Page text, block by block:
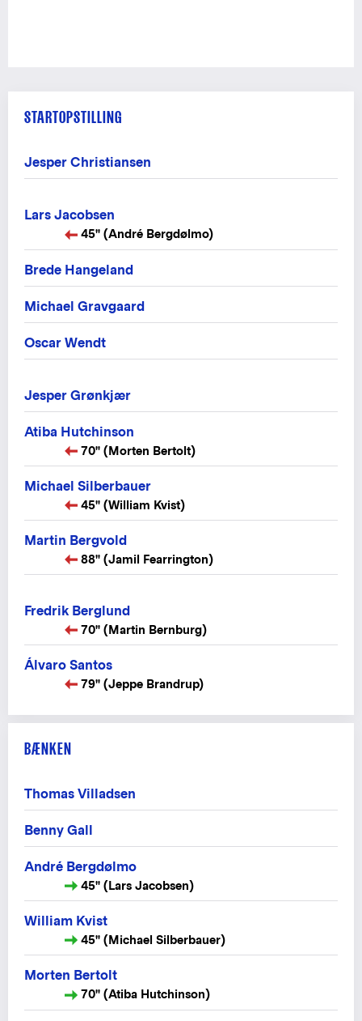
STARTOPSTILLING
Jesper Christiansen
Lars Jacobsen
45" (André Bergdølmo)
Brede Hangeland
Michael Gravgaard
Oscar Wendt
Jesper Grønkjær
Atiba Hutchinson
70" (Morten Bertolt)
Michael Silberbauer
45" (William Kvist)
Martin Bergvold
88" (Jamil Fearrington)
Fredrik Berglund
70" (Martin Bernburg)
Álvaro Santos
79" (Jeppe Brandrup)
BÆNKEN
Thomas Villadsen
Benny Gall
André Bergdølmo
45" (Lars Jacobsen)
William Kvist
45" (Michael Silberbauer)
Morten Bertolt
70" (Atiba Hutchinson)